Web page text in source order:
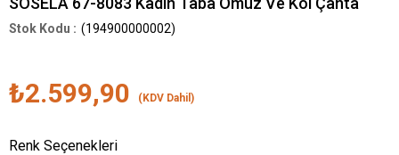
(194900000002)
₺2.599,90 (KDV Dahil)
Renk Seçenekleri